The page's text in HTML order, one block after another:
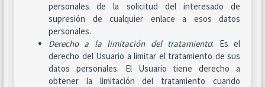
personales de la solicitud del interesado de
supresión de cualquier enlace a esos datos
personales.
Derecho a la limitación del tratamiento: Es el
derecho del Usuario a limitar el tratamiento de sus
datos personales. El Usuario tiene derecho a
obtener la limitación del tratamiento cuando